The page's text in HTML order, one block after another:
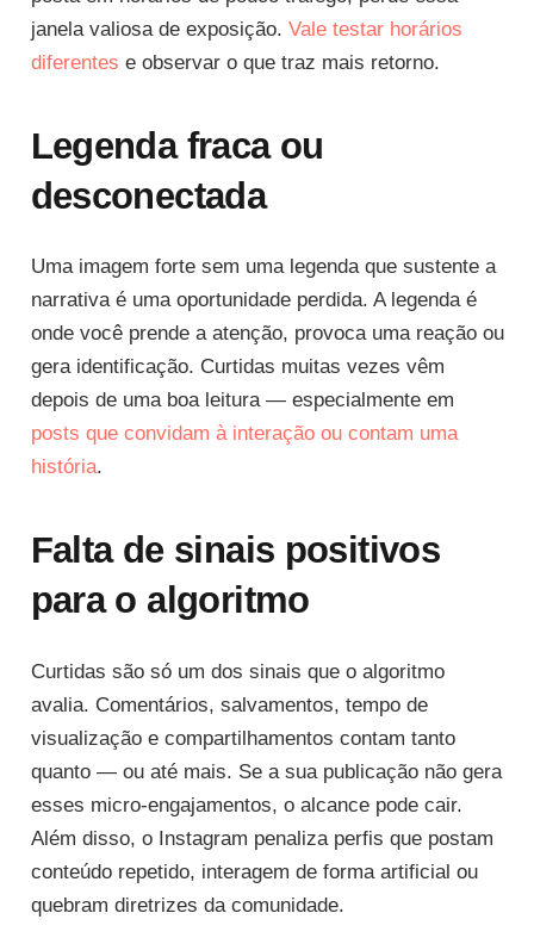
janela valiosa de exposição. Vale testar horários
diferentes e observar o que traz mais retorno.
Legenda fraca ou
desconectada
Uma imagem forte sem uma legenda que sustente a
narrativa é uma oportunidade perdida. A legenda é
onde você prende a atenção, provoca uma reação ou
gera identificação. Curtidas muitas vezes vêm
depois de uma boa leitura — especialmente em
posts que convidam à interação ou contam uma
história.
Falta de sinais positivos
para o algoritmo
Curtidas são só um dos sinais que o algoritmo
avalia. Comentários, salvamentos, tempo de
visualização e compartilhamentos contam tanto
quanto — ou até mais. Se a sua publicação não gera
esses micro-engajamentos, o alcance pode cair.
Além disso, o Instagram penaliza perfis que postam
conteúdo repetido, interagem de forma artificial ou
quebram diretrizes da comunidade.